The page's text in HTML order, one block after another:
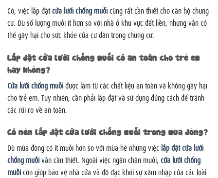
Có, việc lắp đặtcửa lưới chống muỗicũng rất cần thiết cho căn hộ chung
cư. Dù số lượng muỗi ít hơn so với nhà ở khu vực đất liền, nhưng vẫn có
thể gây hại cho sức khỏe của cư dân trong chung cư.
Lắp đặt cửa lưới chống muỗi có an toàn cho trẻ em
hay không?
Cửa lưới chống muỗiđược làm từ các chất liệu an toàn và không gây hại
cho trẻ em. Tuy nhiên, cần phải lắp đặt và sử dụng đúng cách để tránh
các rủi ro về an toàn.
Có nên lắp đặt cửa lưới chống muỗi trong mùa đông?
Dù mùa đông có ít muỗi hơn so với mùa hè nhưng việc lắp đặt cửa lưới
chống muỗivẫn cần thiết. Ngoài việc ngăn chặn muỗi, cửa lưới chống
muỗicòn giúp bảo vệ nhà cửa và đồ đạc khỏi sự xâm nhập của các loài